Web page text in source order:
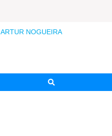
ARTUR NOGUEIRA